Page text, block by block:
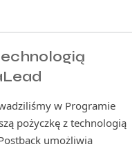
w Programie
pożyczkę z technologią
umożliwia